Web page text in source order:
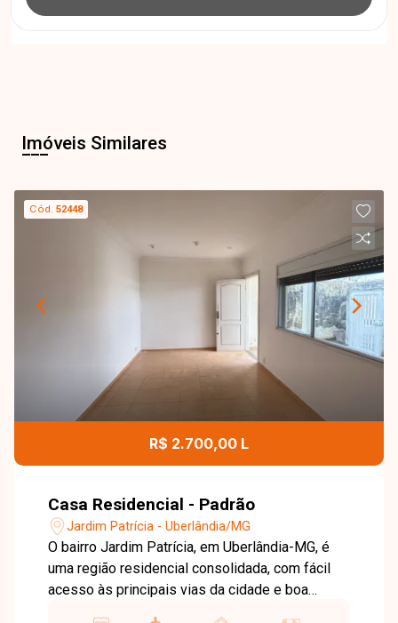
Imóveis Similares
Cód.52448
R$ 2.700,00 L
Casa Residencial - Padrão
Jardim Patrícia - Uberlândia/MG
O bairro Jardim Patrícia, em Uberlândia-MG, é
uma região residencial consolidada, com fácil
acesso às principais vias da cidade e boa